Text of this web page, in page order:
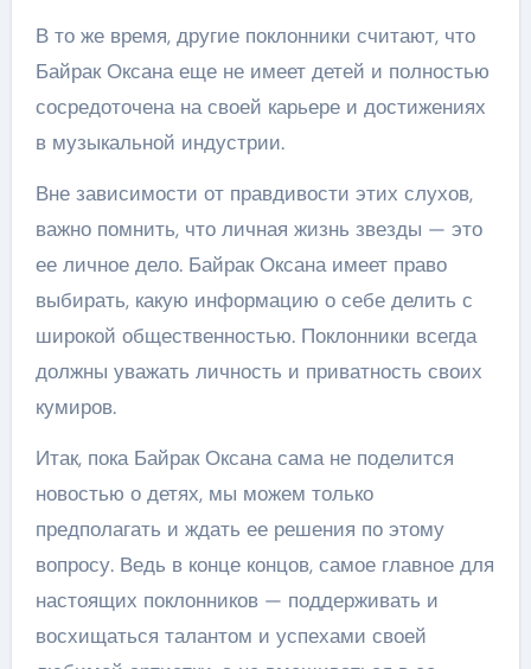
В то же время, другие поклонники считают, что
Байрак Оксана еще не имеет детей и полностью
сосредоточена на своей карьере и достижениях
в музыкальной индустрии.
Вне зависимости от правдивости этих слухов,
важно помнить, что личная жизнь звезды — это
ее личное дело. Байрак Оксана имеет право
выбирать, какую информацию о себе делить с
широкой общественностью. Поклонники всегда
должны уважать личность и приватность своих
кумиров.
Итак, пока Байрак Оксана сама не поделится
новостью о детях, мы можем только
предполагать и ждать ее решения по этому
вопросу. Ведь в конце концов, самое главное для
настоящих поклонников — поддерживать и
восхищаться талантом и успехами своей